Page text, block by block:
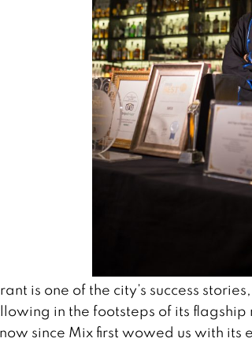
is one of the city’s success
in the footsteps of its
since Mix first wowed us with